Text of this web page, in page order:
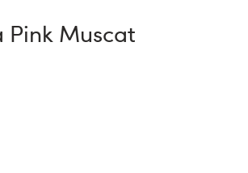
Pink Muscat